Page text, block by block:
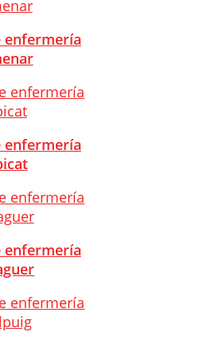
enfermería
enfermería
enfermería